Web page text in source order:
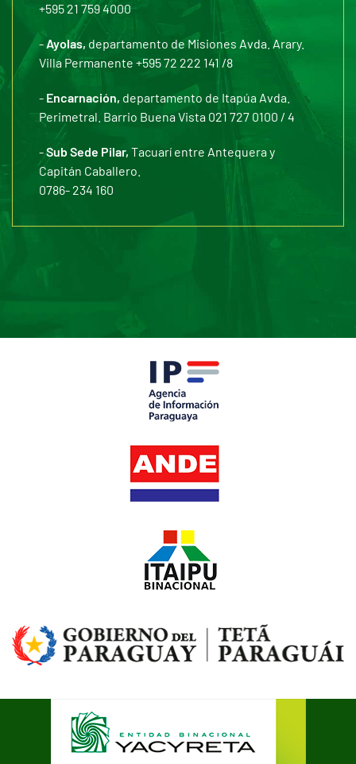
+595 21 759 4000
-Ayolas, departamento de Misiones Avda. Arary.
Villa Permanente +595 72 222 141 /8
- Encarnación, departamento de Itapúa Avda.
Perimetral. Barrio Buena Vista 021 727 0100 / 4
-Sub Sede Pilar, Tacuarí entre Antequera y
Capitán Caballero.
0786- 234 160